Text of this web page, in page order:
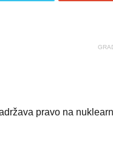
pravo na